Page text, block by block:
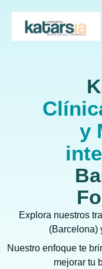
y
Explora nuestros
(Barcelona)
Nuestro enfoque te
mejorar tu